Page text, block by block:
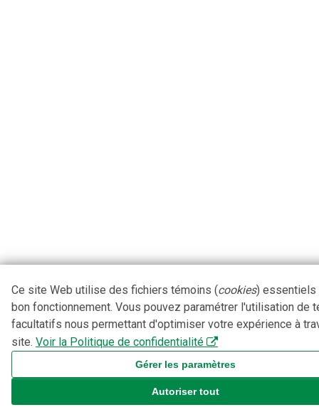
Ce site Web utilise des fichiers témoins (cookies) essentiels
bon fonctionnement. Vous pouvez paramétrer l'utilisation de
facultatifs nous permettant d'optimiser votre expérience à
site. Voir la Politique de confidentialité
Gérer les paramètres
Autoriser tout